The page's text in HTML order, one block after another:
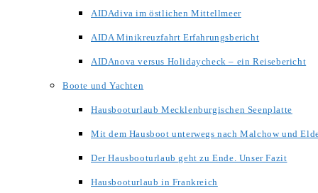
AIDAdiva im östlichen Mittellmeer
AIDA Minikreuzfahrt Erfahrungsbericht
AIDAnova versus Holidaycheck – ein Reisebericht
Boote und Yachten
Hausbooturlaub Mecklenburgischen Seenplatte
Mit dem Hausboot unterwegs nach Malchow und
Der Hausbooturlaub geht zu Ende. Unser Fazit
Hausbooturlaub in Frankreich